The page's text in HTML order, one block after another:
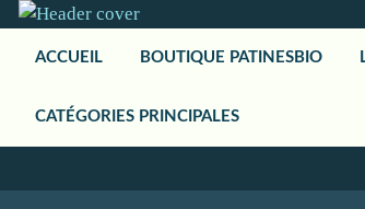
ACCUEIL BOUTIQUE PATINESBIO
CATÉGORIES PRINCIPALES